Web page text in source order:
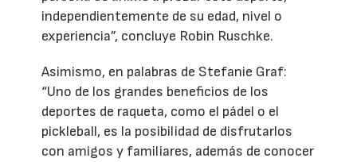
independientemente de su edad, nivel o
experiencia”, concluye Robin Ruschke.
Asimismo, en palabras de Stefanie Graf:
“Uno de los grandes beneficios de los
deportes de raqueta, como el pádel o el
pickleball, es la posibilidad de disfrutarlos
con amigos y familiares, además de conocer